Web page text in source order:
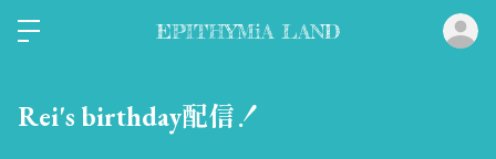
EPITHYMiA LAND
Rei's birthday配信！